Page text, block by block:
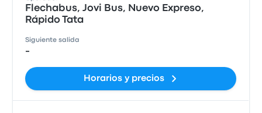
Flechabus, Jovi Bus, Nuevo Expreso,
Rápido Tata
Siguiente salida
-
Horarios y precios